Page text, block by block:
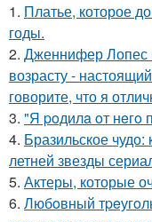
1. Платье, которое
годы.
2. Дженнифер Лопес
возрасту -
говорите, что я
3. "Я poдилa oт нeгo
4. Бразильское
летней звезды
5. Актеры, которые
6. Любoвный